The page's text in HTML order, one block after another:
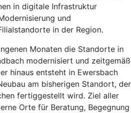
in digitale Infrastruktur
und
in der Region.
Monaten die Standorte in
modernisiert und zeitgemäß
hinaus entsteht in Ewersbach
am bisherigen Standort, der
fertiggestellt wird. Ziel aller
Orte für Beratung, Begegnung